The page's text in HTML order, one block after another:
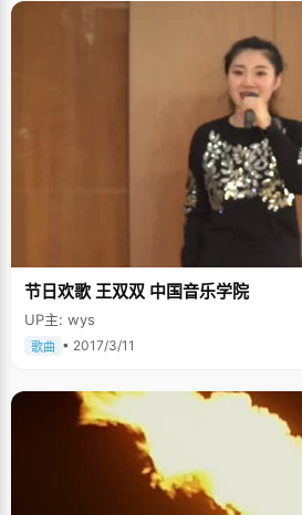
节日欢歌 王双双 中国音乐学院
UP主: wys
歌曲 • 2017/3/11